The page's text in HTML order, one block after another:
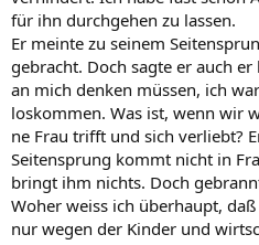
für ihn durchgehen zu lassen.
Er meinte zu seinem
gebracht. Doch sagte er auch
an mich denken müssen, ich
loskommen. Was ist, wenn wir
ne Frau trifft und sich verliebt?
Seitensprung kommt nicht in
bringt ihm nichts. Doch
Woher weiss ich überhaupt,
nur wegen der Kinder und